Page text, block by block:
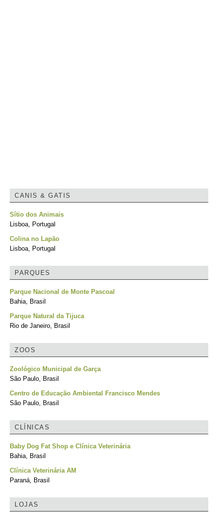
CANIS & GATIS
Sítio dos Animais
Lisboa, Portugal
Colina no Lapão
Lisboa, Portugal
PARQUES
Parque Nacional de Monte Pascoal
Bahia, Brasil
Parque Natural da Tijuca
Rio de Janeiro, Brasil
ZOOS
Zoológico Municipal de Garça
São Paulo, Brasil
Centro de Educação Ambiental Francisco Mendes
São Paulo, Brasil
CLÍNICAS
Baby Dog Fat Shop e Clínica Veterinária
Bahia, Brasil
Clínica Veterinária AM
Paraná, Brasil
LOJAS